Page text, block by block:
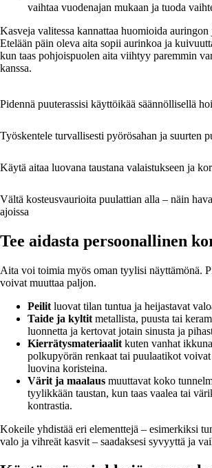
vaihtaa vuodenajan mukaan ja tuoda
Kasveja valitessa kannattaa huomioida auringon
Etelään päin oleva aita sopii aurinkoa ja
kun taas pohjoispuolen aita viihtyy paremmin
kanssa.
Pidennä puuterassisi käyttöikää säännöllisellä
Työskentele turvallisesti pyörösahan ja suurten
Käytä aitaa luovana taustana valaistukseen ja
Vältä kosteusvaurioita puulattian alla – näin
ajoissa
Tee aidasta persoonallinen
Aita voi toimia myös oman tyylisi näyttämönä.
voivat muuttaa paljon.
Peilit luovat tilan tuntua ja heijastavat
Taide ja kyltit metallista, puusta tai
luonnetta ja kertovat jotain sinusta ja
Kierrätysmateriaalit kuten vanhat
polkupyörän renkaat tai puulaatikot voivat
luovina koristeina.
Värit ja maalaus muuttavat koko
tyylikkään taustan, kun taas vaalea tai
kontrastia.
Kokeile yhdistää eri elementtejä – esimerkiksi
valo ja vihreät kasvit – saadaksesi syvyyttä ja